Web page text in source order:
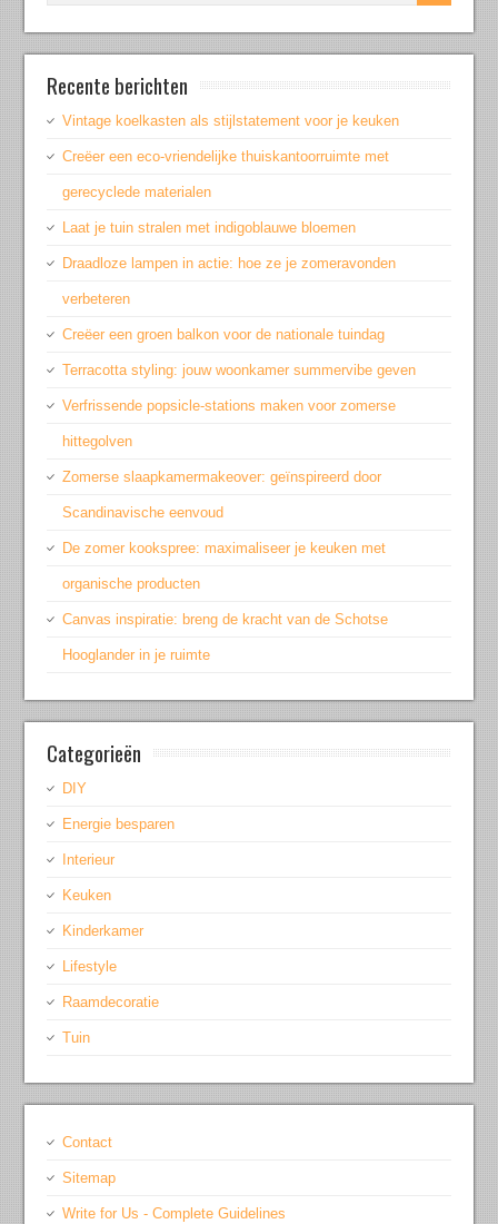
Recente berichten
Vintage koelkasten als stijlstatement voor je keuken
Creëer een eco-vriendelijke thuiskantoorruimte met
gerecyclede materialen
Laat je tuin stralen met indigoblauwe bloemen
Draadloze lampen in actie: hoe ze je zomeravonden
verbeteren
Creëer een groen balkon voor de nationale tuindag
Terracotta styling: jouw woonkamer summervibe geven
Verfrissende popsicle-stations maken voor zomerse
hittegolven
Zomerse slaapkamermakeover: geïnspireerd door
Scandinavische eenvoud
De zomer kookspree: maximaliseer je keuken met
organische producten
Canvas inspiratie: breng de kracht van de Schotse
Hooglander in je ruimte
Categorieën
DIY
Energie besparen
Interieur
Keuken
Kinderkamer
Lifestyle
Raamdecoratie
Tuin
Contact
Sitemap
Write for Us - Complete Guidelines